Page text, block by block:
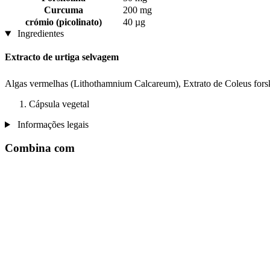
Curcuma
200 mg
crómio (picolinato)
40 µg
Ingredientes
Extracto de urtiga selvagem
Algas vermelhas (Lithothamnium Calcareum), Extrato de Coleus
Cápsula vegetal
Informações legais
Combina com